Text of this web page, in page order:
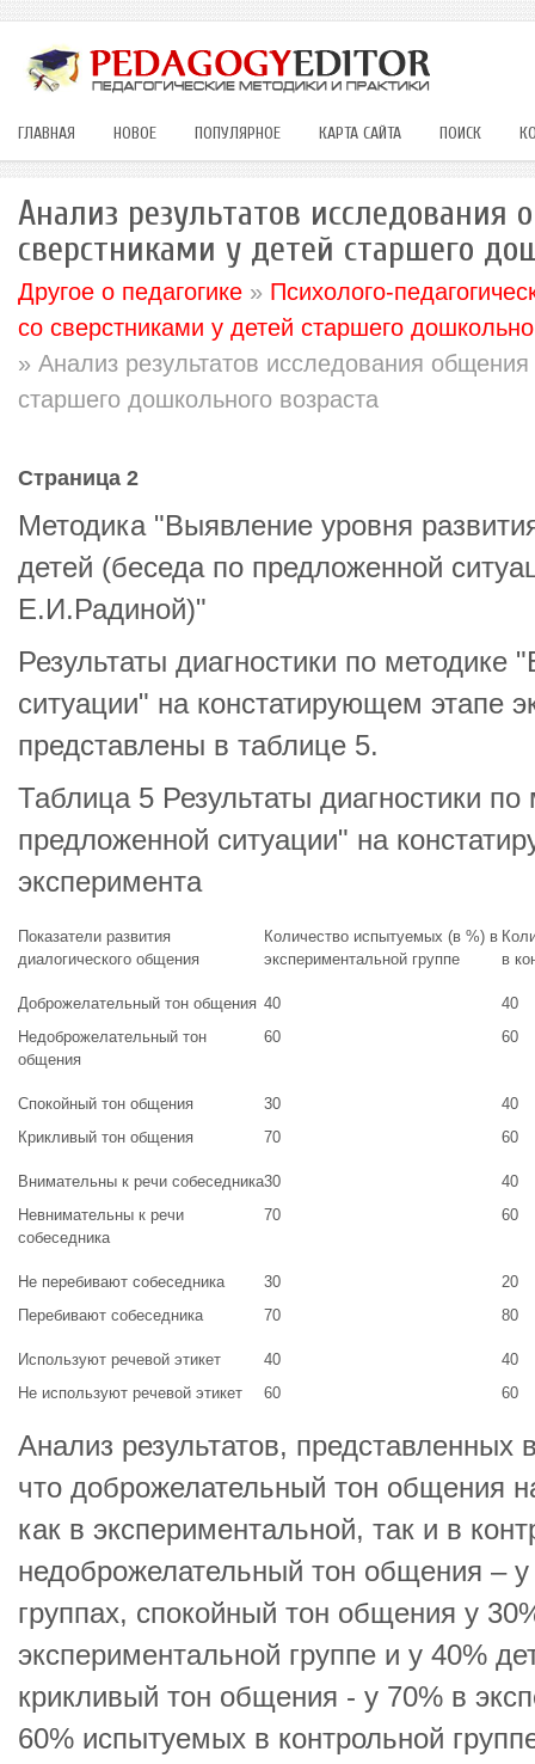
ГЛАВНАЯ НОВОЕ ПОПУЛЯРНОЕ КАРТА САЙТА ПОИСК
Анализ результатов исследования
сверстниками у детей старшего
Другое о педагогике » Психолого-
со сверстниками у детей старшего
» Анализ результатов исследования
старшего дошкольного возраста
Страница 2
Методика "Выявление уровня
детей (беседа по предложенной
Е.И.Радиной)"
Результаты диагностики по методике
ситуации" на констатирующем этапе
представлены в таблице 5.
Таблица 5 Результаты диагностики
предложенной ситуации" на
эксперимента
Показатели развития
диалогического общения
Количество испытуемых (в %) в
экспериментальной группе
в
Доброжелательный тон общения
Недоброжелательный тон
общения
40
60
40
60
Спокойный тон общения
Крикливый тон общения
30
70
40
60
Внимательны к речи собеседника
Невнимательны к речи
собеседника
30
70
40
60
Не перебивают собеседника
Перебивают собеседника
30
70
20
80
Используют речевой этикет
Не используют речевой этикет
40
60
40
60
Анализ результатов, представленных
что доброжелательный тон общения
как в экспериментальной, так и в
недоброжелательный тон общения –
группах, спокойный тон общения у
экспериментальной группе и у 40%
крикливый тон общения - у 70% в
60% испытуемых в контрольной